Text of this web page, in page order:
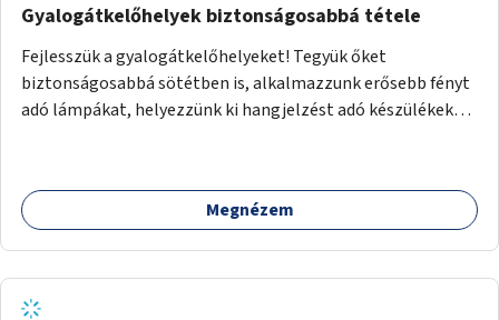
Gyalogátkelőhelyek biztonságosabbá tétele
Fejlesszük a gyalogátkelőhelyeket! Tegyük őket
biztonságosabbá sötétben is, alkalmazzunk erősebb fényt
adó lámpákat, helyezzünk ki hangjelzést adó készülékeket
Megnézem